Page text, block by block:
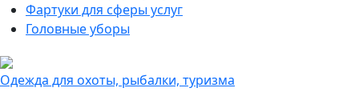
Фартуки для сферы услуг
Головные уборы
Одежда для охоты, рыбалки, туризма